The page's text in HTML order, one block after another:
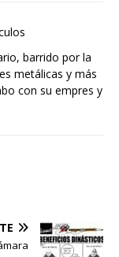
barrido por la
metálicas y más
con su empres y